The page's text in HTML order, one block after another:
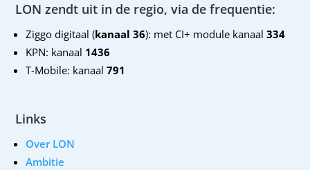
LON zendt uit in de regio, via de frequentie:
Ziggo digitaal (kanaal 36): met CI+ module kanaal 334
KPN: kanaal 1436
T-Mobile: kanaal791
Links
Over LON
Ambitie